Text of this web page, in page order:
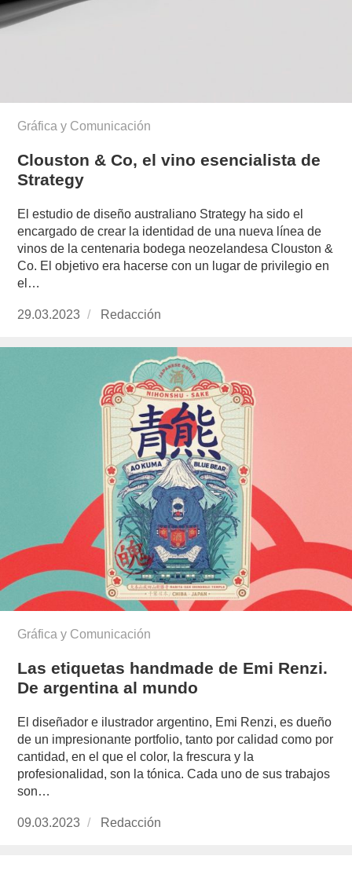
Gráfica y Comunicación
Clouston & Co, el vino esencialista de
Strategy
El estudio de diseño australiano Strategy ha sido el
encargado de crear la identidad de una nueva línea de
vinos de la centenaria bodega neozelandesa Clouston &
Co. El objetivo era hacerse con un lugar de privilegio en
el…
Publicado
29.03.2023 https://www.experimenta.es/author/redaccion/
Redacción
Gráfica y Comunicación
Las etiquetas handmade de Emi Renzi.
De argentina al mundo
El diseñador e ilustrador argentino, Emi Renzi, es dueño
de un impresionante portfolio, tanto por calidad como por
cantidad, en el que el color, la frescura y la
profesionalidad, son la tónica. Cada uno de sus trabajos
son…
Publicado
09.03.2023 https://www.experimenta.es/author/redaccion/
Redacción